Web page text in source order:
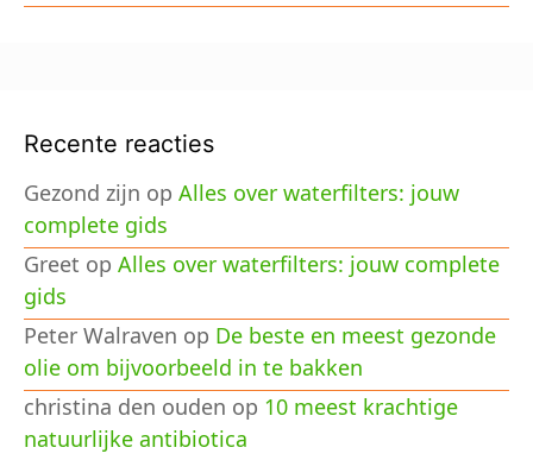
Recente reacties
Gezond zijn op Alles over waterfilters: jouw
complete gids
Greet op Alles over waterfilters: jouw complete
gids
Peter Walraven op De beste en meest gezonde
olie om bijvoorbeeld in te bakken
christina den ouden op 10 meest krachtige
natuurlijke antibiotica